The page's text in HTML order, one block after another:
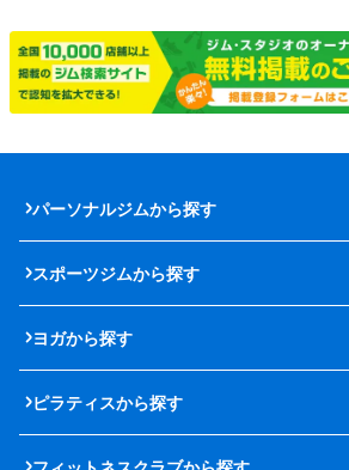
パーソナルジムから探す
スポーツジムから探す
ヨガから探す
ピラティスから探す